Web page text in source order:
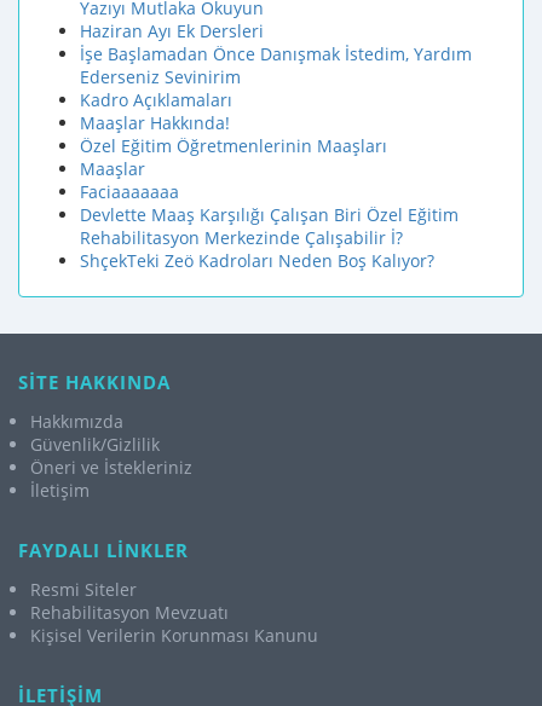
Yazıyı Mutlaka Okuyun
Haziran Ayı Ek Dersleri
İşe Başlamadan Önce Danışmak İstedim, Yardım
Ederseniz Sevinirim
Kadro Açıklamaları
Maaşlar Hakkında!
Özel Eğitim Öğretmenlerinin Maaşları
Maaşlar
Faciaaaaaaa
Devlette Maaş Karşılığı Çalışan Biri Özel Eğitim
Rehabilitasyon Merkezinde Çalışabilir İ?
ShçekTeki Zeö Kadroları Neden Boş Kalıyor?
SİTE HAKKINDA
Hakkımızda
Güvenlik/Gizlilik
Öneri ve İstekleriniz
İletişim
FAYDALI LİNKLER
Resmi Siteler
Rehabilitasyon Mevzuatı
Kişisel Verilerin Korunması Kanunu
İLETİŞİM